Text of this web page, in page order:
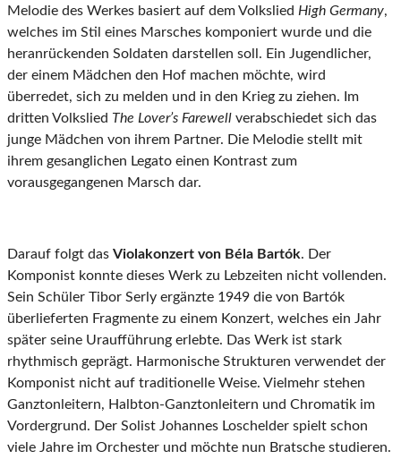
Melodie des Werkes basiert auf dem Volkslied High Germany,
welches im Stil eines Marsches komponiert wurde und die
heranrückenden Soldaten darstellen soll. Ein Jugendlicher,
der einem Mädchen den Hof machen möchte, wird
überredet, sich zu melden und in den Krieg zu ziehen. Im
dritten Volkslied The Lover’s Farewell verabschiedet sich das
junge Mädchen von ihrem Partner. Die Melodie stellt mit
ihrem gesanglichen Legato einen Kontrast zum
vorausgegangenen Marsch dar.
Darauf folgt das Violakonzert von Béla Bartók. Der
Komponist konnte dieses Werk zu Lebzeiten nicht vollenden.
Sein Schüler Tibor Serly ergänzte 1949 die von Bartók
überlieferten Fragmente zu einem Konzert, welches ein Jahr
später seine Uraufführung erlebte. Das Werk ist stark
rhythmisch geprägt. Harmonische Strukturen verwendet der
Komponist nicht auf traditionelle Weise. Vielmehr stehen
Ganztonleitern, Halbton-Ganztonleitern und Chromatik im
Vordergrund. Der Solist Johannes Loschelder spielt schon
viele Jahre im Orchester und möchte nun Bratsche studieren.